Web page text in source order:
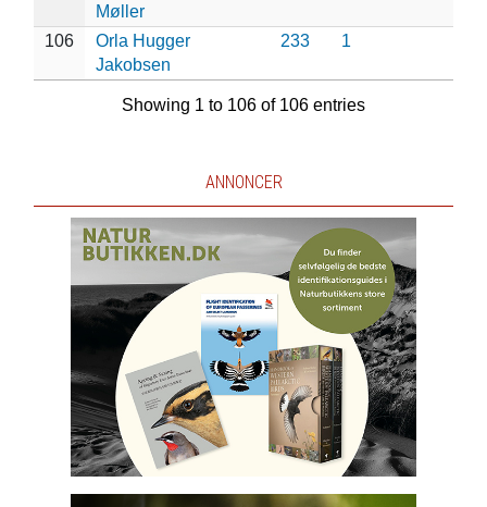
Møller
106
Orla Hugger
Jakobsen
233 1
Showing 1 to 106 of 106 entries
ANNONCER